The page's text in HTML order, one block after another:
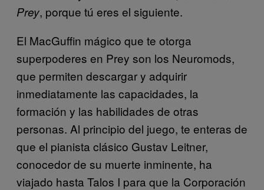
Prey, porque tú eres el siguiente.
El MacGuffin mágico que te otorga
superpoderes en Prey son los Neuromods,
que permiten descargar y adquirir
inmediatamente las capacidades, la
formación y las habilidades de otras
personas. Al principio del juego, te enteras de
que el pianista clásico Gustav Leitner,
conocedor de su muerte inminente, ha
viajado hasta Talos I para que la Corporación